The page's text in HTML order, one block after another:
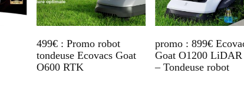
499€ : Promo robot
tondeuse Ecovacs Goat
O600 RTK
promo : 899€
Goat O1200 LiDAR
– Tondeuse robot